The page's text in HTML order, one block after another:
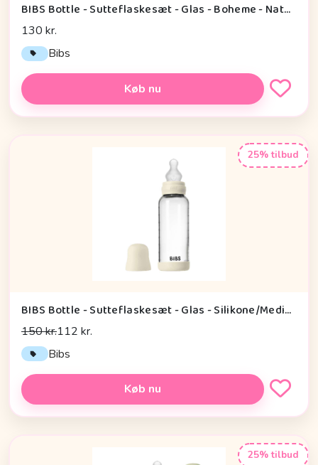
BIBS Bottle - Sutteflaskesæt - Glas - Boheme - Naturgummi/Slow Flow/Rund - 120ml - Violet Sky
130 kr.
Bibs
Køb nu
25% tilbud
BIBS Bottle - Sutteflaskesæt - Glas - Silikone/Medium Flow/Rund - 240ml - Ivory
150 kr.112 kr.
Bibs
Køb nu
25% tilbud